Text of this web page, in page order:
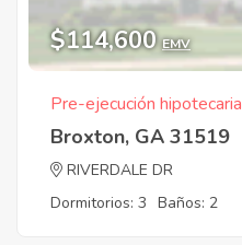
$114,600 EMV
Pre-ejecución hipotecaria
Broxton, GA 31519
RIVERDALE DR
Dormitorios: 3 Baños: 2